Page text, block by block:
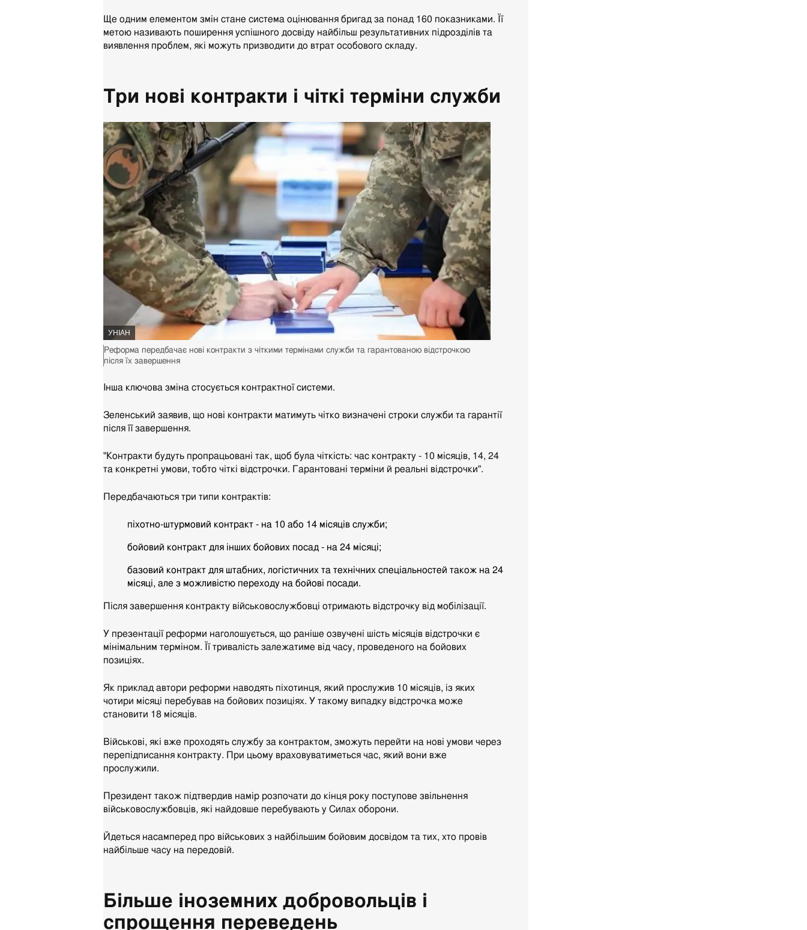
Ще одним елементом змін стане система оцінювання бригад за понад 160 показниками. Її
метою називають поширення успішного досвіду найбільш результативних підрозділів та
виявлення проблем, які можуть призводити до втрат особового складу.
Три нові контракти і чіткі терміни служби
АВТОР ФОТО,
УНІАН
Підпис до фото,
Реформа передбачає нові контракти з чіткими термінами служби та гарантованою відстрочкою
після їх завершення
Інша ключова зміна стосується контрактної системи.
Зеленський заявив, що нові контракти матимуть чітко визначені строки служби та гарантії
після її завершення.
"Контракти будуть пропрацьовані так, щоб була чіткість: час контракту - 10 місяців, 14, 24
та конкретні умови, тобто чіткі відстрочки. Гарантовані терміни й реальні відстрочки".
Передбачаються три типи контрактів:
піхотно-штурмовий контракт - на 10 або 14 місяців служби;
бойовий контракт для інших бойових посад - на 24 місяці;
базовий контракт для штабних, логістичних та технічних спеціальностей також на 24
місяці, але з можливістю переходу на бойові посади.
Після завершення контракту військовослужбовці отримають відстрочку від мобілізації.
У презентації реформи наголошується, що раніше озвучені шість місяців відстрочки є
мінімальним терміном. Її тривалість залежатиме від часу, проведеного на бойових
позиціях.
Як приклад автори реформи наводять піхотинця, який прослужив 10 місяців, із яких
чотири місяці перебував на бойових позиціях. У такому випадку відстрочка може
становити 18 місяців.
Військові, які вже проходять службу за контрактом, зможуть перейти на нові умови через
перепідписання контракту. При цьому враховуватиметься час, який вони вже
прослужили.
Президент також підтвердив намір розпочати до кінця року поступове звільнення
військовослужбовців, які найдовше перебувають у Силах оборони.
Йдеться насамперед про військових з найбільшим бойовим досвідом та тих, хто провів
найбільше часу на передовій.
Більше іноземних добровольців і
спрощення переведень